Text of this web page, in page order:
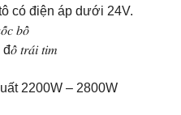
có điện áp dưới 24V.
𝑏𝑜̂̉
𝑡𝑟𝑎́𝑖 𝑡𝑖𝑚
2200W – 2800W